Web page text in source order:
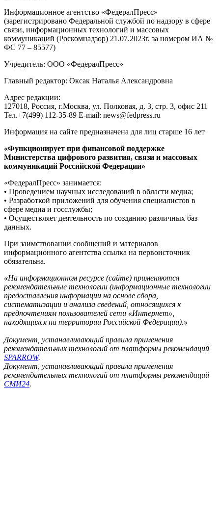
Информационное агентство «ФедералПресс»
(зарегистрировано Федеральной службой по надзору в сфере
связи, информационных технологий и массовых
коммуникаций (Роскомнадзор) 21.07.2023г. за номером ИА №
ФС 77 – 85577)
Учредитель: ООО «ФедералПресс»
Главный редактор: Оксак Наталья Александровна
Адрес редакции:
127018, Россия, г.Москва, ул. Полковая, д. 3, стр. 3, офис 211
Тел.+7(499) 112-35-89 E-mail: news@fedpress.ru
Информация на сайте предназначена для лиц старше 16 лет
«Функционирует при финансовой поддержке
Министерства цифрового развития, связи и массовых
коммуникаций Российской Федерации»
«ФедералПресс» занимается:
• Проведением научных исследований в области медиа;
• Разработкой приложений для обучения специалистов в
сфере медиа и госслужбы;
• Осуществляет деятельность по созданию различных баз
данных.
При заимствовании сообщений и материалов
информационного агентства ссылка на первоисточник
обязательна.
«На информационном ресурсе (сайте) применяются
рекомендательные технологии (информационные технологии
предоставления информации на основе сбора,
систематизации и анализа сведений, относящихся к
предпочтениям пользователей сети «Интернет»,
находящихся на территории Российской Федерации).»
Документ, устанавливающий правила применения
рекомендательных технологий от платформы рекомендаций
SPARROW.
Документ, устанавливающий правила применения
рекомендательных технологий от платформы рекомендаций
СМИ24.